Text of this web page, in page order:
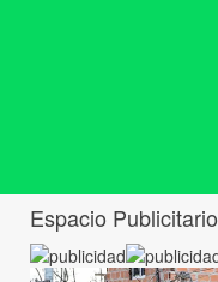
Espacio Publicitario